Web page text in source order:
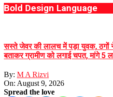
Bold Design Language
सस्ते जेवर की लालच में पड़ा युवक, ठगों
बताकर ग्रामीण को लगाई चपत, मांगे 5
By: M A Rizvi
On: August 9, 2026
Spread the love